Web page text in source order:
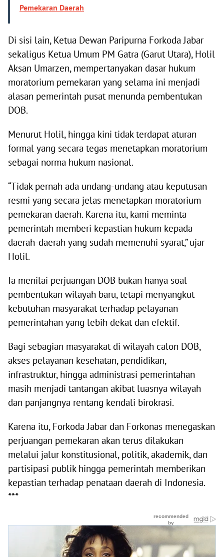
Pemekaran Daerah
Di sisi lain, Ketua Dewan Paripurna Forkoda Jabar
sekaligus Ketua Umum PM Gatra (Garut Utara), Holil
Aksan Umarzen, mempertanyakan dasar hukum
moratorium pemekaran yang selama ini menjadi
alasan pemerintah pusat menunda pembentukan
DOB.
Menurut Holil, hingga kini tidak terdapat aturan
formal yang secara tegas menetapkan moratorium
sebagai norma hukum nasional.
“Tidak pernah ada undang-undang atau keputusan
resmi yang secara jelas menetapkan moratorium
pemekaran daerah. Karena itu, kami meminta
pemerintah memberi kepastian hukum kepada
daerah-daerah yang sudah memenuhi syarat,” ujar
Holil.
Ia menilai perjuangan DOB bukan hanya soal
pembentukan wilayah baru, tetapi menyangkut
kebutuhan masyarakat terhadap pelayanan
pemerintahan yang lebih dekat dan efektif.
Bagi sebagian masyarakat di wilayah calon DOB,
akses pelayanan kesehatan, pendidikan,
infrastruktur, hingga administrasi pemerintahan
masih menjadi tantangan akibat luasnya wilayah
dan panjangnya rentang kendali birokrasi.
Karena itu, Forkoda Jabar dan Forkonas menegaskan
perjuangan pemekaran akan terus dilakukan
melalui jalur konstitusional, politik, akademik, dan
partisipasi publik hingga pemerintah memberikan
kepastian terhadap penataan daerah di Indonesia.
***